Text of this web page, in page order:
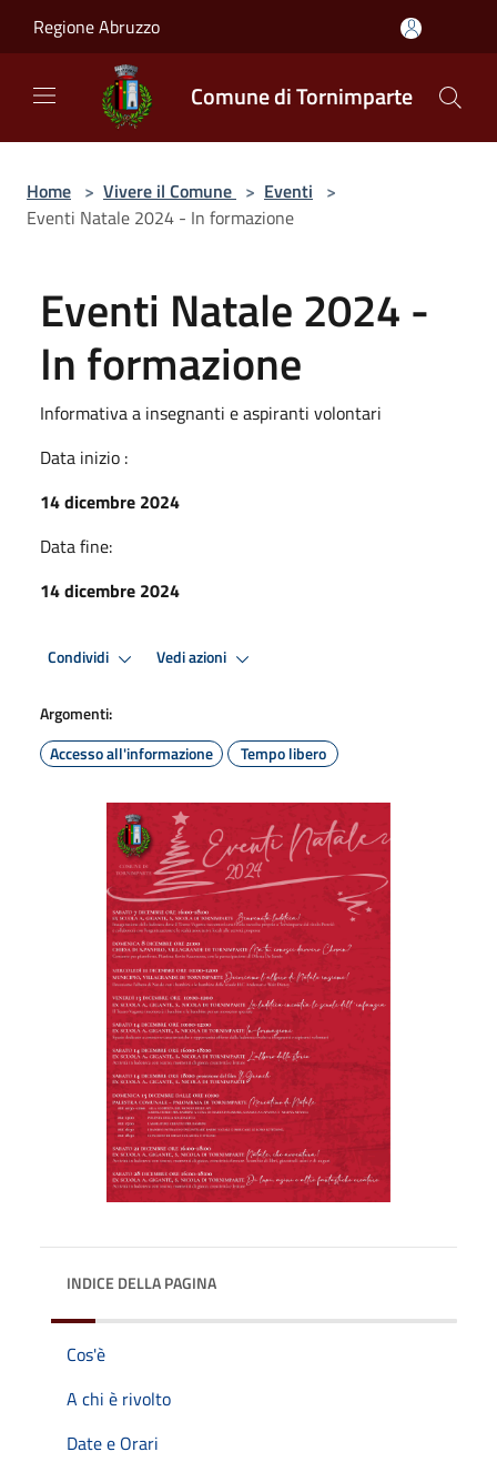
Regione Abruzzo
Comune di Tornimparte
Home > Vivere il Comune > Eventi >
Eventi Natale 2024 - In formazione
Eventi Natale 2024 -
In formazione
Informativa a insegnanti e aspiranti volontari
Data inizio :
14 dicembre 2024
Data fine:
14 dicembre 2024
Condividi Vedi azioni
Argomenti:
Accesso all'informazione
Tempo libero
INDICE DELLA PAGINA
Cos'è
A chi è rivolto
Date e Orari